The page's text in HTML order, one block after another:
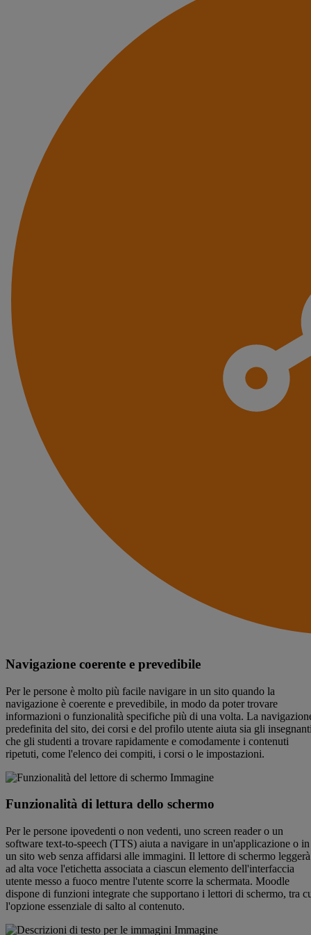
Navigazione coerente e prevedibile
Per le persone è molto più facile navigare in un sito quando la
navigazione è coerente e prevedibile, in modo da poter trovare
informazioni o funzionalità specifiche più di una volta. La
predefinita del sito, dei corsi e del profilo utente aiuta sia gli
che gli studenti a trovare rapidamente e comodamente i contenuti
ripetuti, come l'elenco dei compiti, i corsi o le impostazioni.
Funzionalità di lettura dello schermo
Per le persone ipovedenti o non vedenti, uno screen reader o un
software text-to-speech (TTS) aiuta a navigare in un'applicazione o in
un sito web senza affidarsi alle immagini. Il lettore di schermo leggerà
ad alta voce l'etichetta associata a ciascun elemento dell'interfaccia
utente messo a fuoco mentre l'utente scorre la schermata. Moodle
dispone di funzioni integrate che supportano i lettori di schermo, tra
l'opzione essenziale di salto al contenuto.